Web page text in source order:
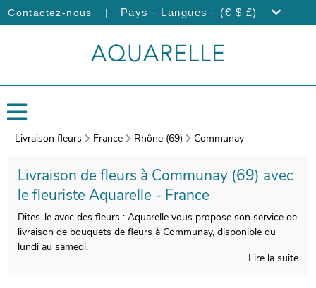
Contactez-nous | Pays - Langues - (€ $ £)
Livraison fleurs France Rhône (69) Communay
Livraison de fleurs à Communay (69) avec
le fleuriste Aquarelle - France
Dites-le avec des fleurs : Aquarelle vous propose son service de
livraison de bouquets de fleurs à Communay, disponible du
lundi au samedi.
Lire la suite